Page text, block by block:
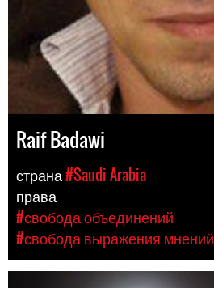
Raif Badawi
страна#Saudi Arabia
права
#свобода объединений
#свобода выражения мнений